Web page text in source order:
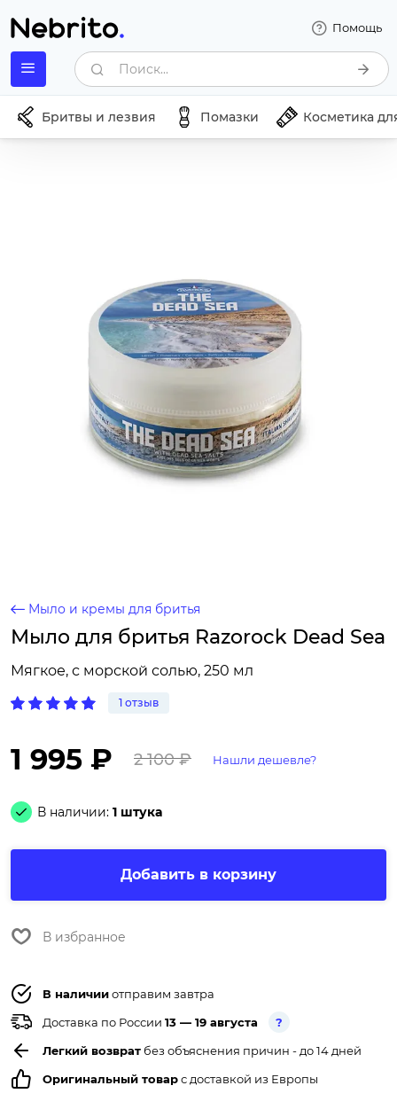
Помощь
Поиск...
Бритвы и лезвия Помазки Косметика
Мыло и кремы для бритья
Мыло для бритья Razorock Dead Sea
Мягкое, с морской солью, 250 мл
1 отзыв
1 995 ₽ 2 100 ₽ Нашли дешевле?
В наличии: 1 штука
Добавить в корзину
В избранное
В наличииотправим завтра
Доставка по России 13 — 19 августа
?
Легкий возврат без объяснения причин - до 14 дней
Оригинальный товарс доставкой из Европы